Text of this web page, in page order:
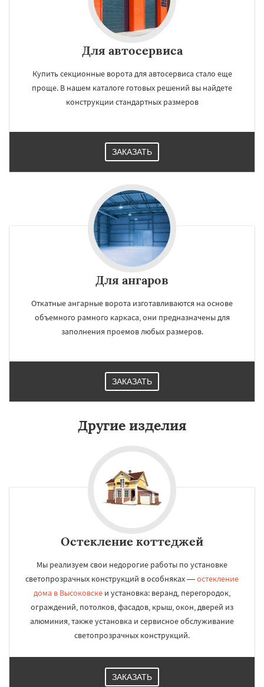
Для автосервиса
Купить секционные ворота для автосервиса стало еще
проще. В нашем каталоге готовых решений вы найдете
конструкции стандартных размеров
ЗАКАЗАТЬ
Для ангаров
Откатные ангарные ворота изготавливаются на основе
объемного рамного каркаса, они предназначены для
заполнения проемов любых размеров.
ЗАКАЗАТЬ
Другие изделия
Остекление коттеджей
Мы реализуем свои недорогие работы по установке
светопрозрачных конструкций в особняках —остекление
дома в Высоковске и установка: веранд, перегородок,
ограждений, потолков, фасадов, крыш, окон, дверей из
алюминия, также установка и сервисное обслуживание
светопрозрачных конструкций.
ЗАКАЗАТЬ